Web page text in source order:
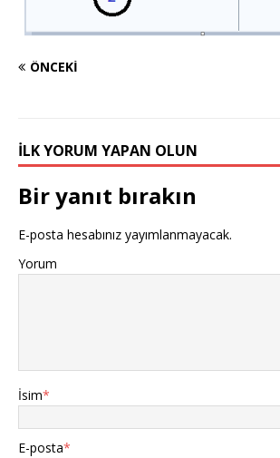
ÖNCEKI
İLK YORUM YAPAN OLUN
Bir yanıt bırakın
E-posta hesabınız yayımlanmayacak.
Yorum
İsim*
E-posta*